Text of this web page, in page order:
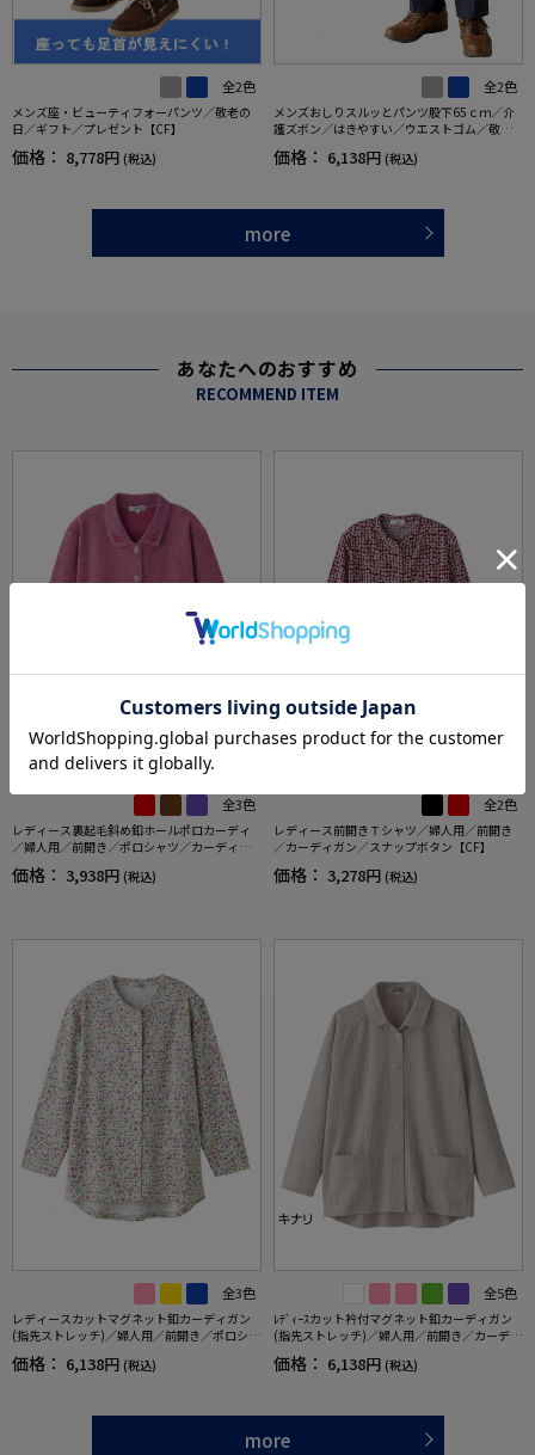
全2色
メンズ座・ビューティフォーパンツ／敬老の
日／ギフト／プレゼント【CF】
価格： 8,778円 (税込)
全2色
メンズおしりスルッとパンツ股下65ｃｍ／介
護ズボン／はきやすい／ウエストゴム／敬老
の日／ギフト／プレゼント【CF】
価格： 6,138円 (税込)
more
あなたへのおすすめ
RECOMMEND ITEM
全3色
レディース裏起毛斜め釦ホールポロカーディ
／婦人用／前開き／ポロシャツ／カーディガ
ン【CF】
価格： 3,938円 (税込)
全2色
レディース前開きＴシャツ／婦人用／前開き
／カーディガン／スナップボタン【CF】
価格： 3,278円 (税込)
全3色
レディースカットマグネット釦カーディガン
(指先ストレッチ)／婦人用／前開き／ポロシャ
ツ／カーディガン【CF】
価格： 6,138円 (税込)
全5色
ﾚﾃﾞｨｰｽカット衿付マグネット釦カーディガン
(指先ストレッチ)／婦人用／前開き／カーディ
ガン【CF】
価格： 6,138円 (税込)
more